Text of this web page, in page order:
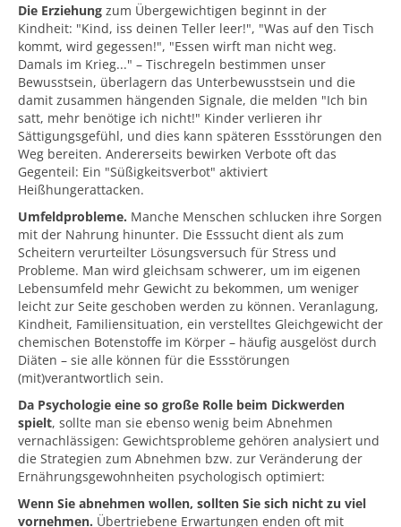
Die Erziehung zum Übergewichtigen beginnt in der
Kindheit: "Kind, iss deinen Teller leer!", "Was auf den Tisch
kommt, wird gegessen!", "Essen wirft man nicht weg.
Damals im Krieg..." – Tischregeln bestimmen unser
Bewusstsein, überlagern das Unterbewusstsein und die
damit zusammen hängenden Signale, die melden "Ich bin
satt, mehr benötige ich nicht!" Kinder verlieren ihr
Sättigungsgefühl, und dies kann späteren Essstörungen den
Weg bereiten. Andererseits bewirken Verbote oft das
Gegenteil: Ein "Süßigkeitsverbot" aktiviert
Heißhungerattacken.
Umfeldprobleme. Manche Menschen schlucken ihre Sorgen
mit der Nahrung hinunter. Die Esssucht dient als zum
Scheitern verurteilter Lösungsversuch für Stress und
Probleme. Man wird gleichsam schwerer, um im eigenen
Lebensumfeld mehr Gewicht zu bekommen, um weniger
leicht zur Seite geschoben werden zu können. Veranlagung,
Kindheit, Familiensituation, ein verstelltes Gleichgewicht der
chemischen Botenstoffe im Körper – häufig ausgelöst durch
Diäten – sie alle können für die Essstörungen
(mit)verantwortlich sein.
Da Psychologie eine so große Rolle beim Dickwerden
spielt, sollte man sie ebenso wenig beim Abnehmen
vernachlässigen: Gewichtsprobleme gehören analysiert und
die Strategien zum Abnehmen bzw. zur Veränderung der
Ernährungsgewohnheiten psychologisch optimiert:
Wenn Sie abnehmen wollen, sollten Sie sich nicht zu viel
vornehmen. Übertriebene Erwartungen enden oft mit